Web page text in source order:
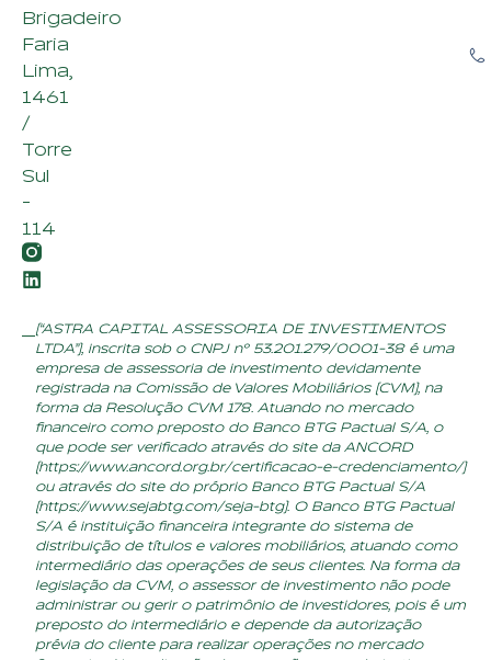
Brigadeiro
Faria
Lima,
1461
/
Torre
Sul
-
114
(“ASTRA CAPITAL ASSESSORIA DE INVESTIMENTOS
LTDA”), inscrita sob o CNPJ nº 53.201.279/0001-38 é uma
empresa de assessoria de investimento devidamente
registrada na Comissão de Valores Mobiliários (CVM), na
forma da Resolução CVM 178. Atuando no mercado
financeiro como preposto do Banco BTG Pactual S/A, o
que pode ser verificado através do site da ANCORD
(https://www.ancord.org.br/certificacao-e-credenciamento/)
ou através do site do próprio Banco BTG Pactual S/A
(https://www.sejabtg.com/seja-btg). O Banco BTG Pactual
S/A é instituição financeira integrante do sistema de
distribuição de títulos e valores mobiliários, atuando como
intermediário das operações de seus clientes. Na forma da
legislação da CVM, o assessor de investimento não pode
administrar ou gerir o patrimônio de investidores, pois é um
preposto do intermediário e depende da autorização
prévia do cliente para realizar operações no mercado